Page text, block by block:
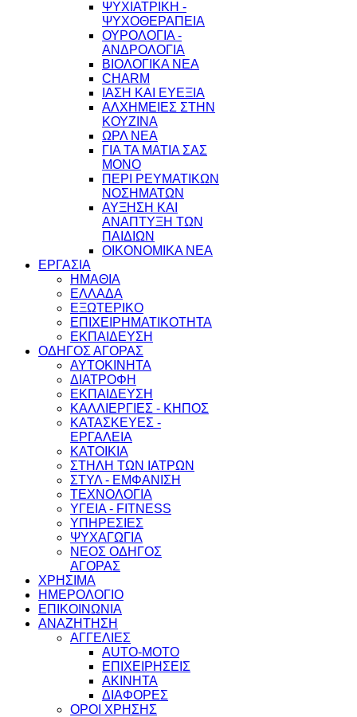
ΨΥΧΙΑΤΡΙΚΗ -
ΨΥΧΟΘΕΡΑΠΕΙΑ
ΟΥΡΟΛΟΓΙΑ -
ΑΝΔΡΟΛΟΓΙΑ
ΒΙΟΛΟΓΙΚΑ ΝΕΑ
CHARM
ΙΑΣΗ ΚΑΙ ΕΥΕΞΙΑ
ΑΛΧΗΜΕΙΕΣ ΣΤΗΝ
ΚΟΥΖΙΝΑ
ΩΡΛ ΝEA
ΓΙΑ ΤΑ ΜΑΤΙΑ ΣΑΣ
ΜΟΝΟ
ΠΕΡΙ ΡΕΥΜΑΤΙΚΩΝ
ΝΟΣΗΜΑΤΩΝ
ΑΥΞΗΣΗ ΚΑΙ
ΑΝΑΠΤΥΞΗ ΤΩΝ
ΠΑΙΔΙΩΝ
ΟΙΚΟΝΟΜΙΚΑ ΝΕΑ
ΕΡΓΑΣΙΑ
ΗΜΑΘΙΑ
ΕΛΛΑΔΑ
ΕΞΩΤΕΡΙΚΟ
ΕΠΙΧΕΙΡΗΜΑΤΙΚΟΤΗΤΑ
ΕΚΠΑΙΔΕΥΣΗ
ΟΔΗΓΟΣ ΑΓΟΡΑΣ
ΑΥΤΟΚΙΝΗΤΑ
ΔΙΑΤΡΟΦΗ
ΕΚΠΑΙΔΕΥΣΗ
ΚΑΛΛΙΕΡΓΙΕΣ - ΚΗΠΟΣ
ΚΑΤΑΣΚΕΥΕΣ -
ΕΡΓΑΛΕΙΑ
ΚΑΤΟΙΚΙΑ
ΣΤΗΛΗ ΤΩΝ ΙΑΤΡΩΝ
ΣΤΥΛ - ΕΜΦΑΝΙΣΗ
ΤΕΧΝΟΛΟΓΙΑ
ΥΓΕΙΑ - FITNESS
ΥΠΗΡΕΣΙΕΣ
ΨΥΧΑΓΩΓΙΑ
ΝΕΟΣ ΟΔΗΓΟΣ
ΑΓΟΡΑΣ
ΧΡΗΣΙΜΑ
ΗΜΕΡΟΛΟΓΙΟ
ΕΠΙΚΟΙΝΩΝΙΑ
ΑΝΑΖΗΤΗΣΗ
ΑΓΓΕΛΙΕΣ
AUTO-MOTO
ΕΠΙΧΕΙΡΗΣΕΙΣ
ΑΚΙΝΗΤΑ
ΔΙΑΦΟΡΕΣ
ΟΡΟΙ ΧΡΗΣΗΣ